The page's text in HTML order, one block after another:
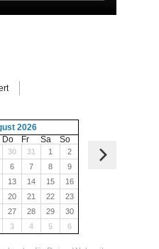
2026
Do Fr Sa So
30 31 1
2
6 7 8
9
13 14 15
16
20 21 22
23
27 28 29
30
3 4 5 6